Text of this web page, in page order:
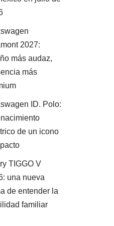
2027:
más audaz,
más
ID. Polo:
de un icono
TIGGO V
una nueva
de entender la
familiar